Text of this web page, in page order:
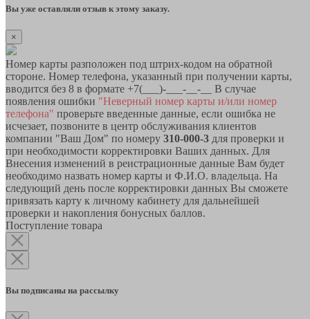
Вы уже оставляли отзыв к этому заказу.
×
Номер карты разположен под штрих-кодом на обратной
стороне. Номер телефона, указанный при получении карты,
вводится без 8 в формате +7(___)-___-__-__ В случае
появления ошибки "Неверный номер карты и/или номер
телефона" проверьте введенные данные, если ошибка не
исчезает, позвоните в центр обслуживания клиентов
компании "Ваш Дом" по номеру 310-000-3 для проверки и
при необходимости корректировки Ваших данных. Для
Внесения изменений в реистрационные данные Вам будет
необходимо назвать номер карты и Ф.И.О. владельца. На
следующий день после корректировки данных Вы сможете
привязать карту к личному кабинету для дальнейшей
проверки и накопления бонусных баллов.
Поступление товара
Вы подписаны на рассылку